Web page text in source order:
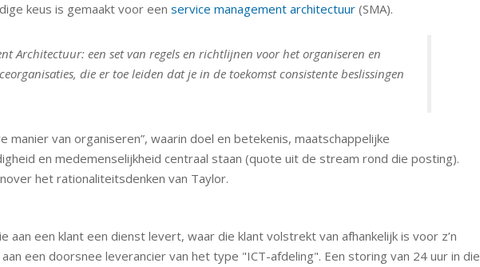
keus is gemaakt voor een service management architectuur (SMA).
Architectuur: een set van regels en richtlijnen voor het organiseren en
die er toe leiden dat je in de toekomst consistente beslissingen
manier van organiseren”, waarin doel en betekenis, maatschappelijke
en medemenselijkheid centraal staan (quote uit de stream rond die posting).
het rationaliteitsdenken van Taylor.
aan een klant een dienst levert, waar die klant volstrekt van afhankelijk is voor z’n
een doorsnee leverancier van het type "ICT-afdeling". Een storing van 24 uur in die